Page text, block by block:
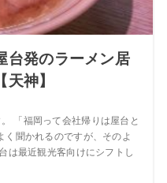
台発のラーメン居
神】
「福岡って会社帰りは屋台と
く聞かれるのですが、そのよ
は最近観光客向けにシフトし